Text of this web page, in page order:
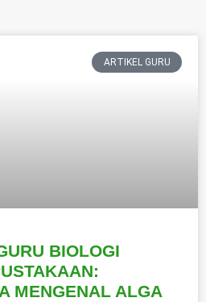
ARTIKEL GURU
BIOLOGI
MENGENAL ALGA